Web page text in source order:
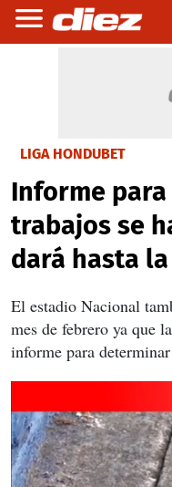
LIGA HONDUBET
Informe
trabajos se
dará hasta
El estadio Nacional
mes de febrero ya que
informe para